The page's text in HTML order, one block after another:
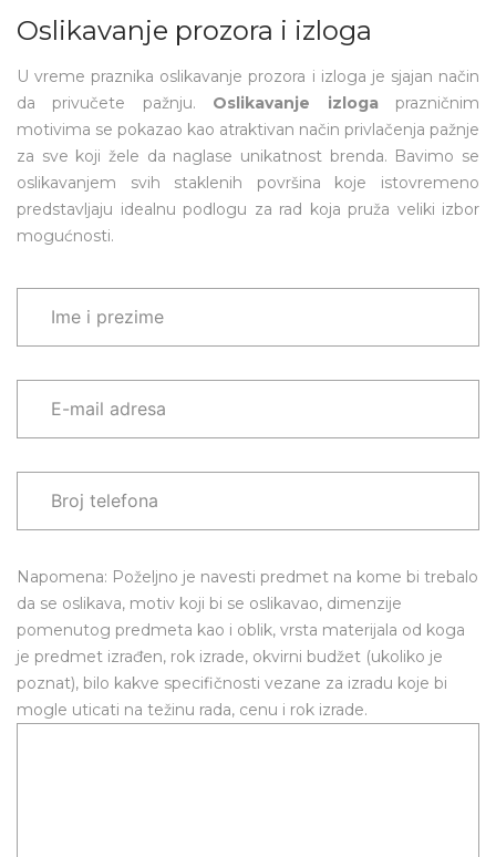
Oslikavanje prozora i izloga
U vreme praznika oslikavanje prozora i izloga je sjajan način
da privučete pažnju. Oslikavanje izlogaprazničnim
motivima se pokazao kao atraktivan način privlačenja pažnje
za sve koji žele da naglase unikatnost brenda. Bavimo se
oslikavanjem svih staklenih površina koje istovremeno
predstavljaju idealnu podlogu za rad koja pruža veliki izbor
mogućnosti.
Napomena: Poželjno je navesti predmet na kome bi trebalo
da se oslikava, motiv koji bi se oslikavao, dimenzije
pomenutog predmeta kao i oblik, vrsta materijala od koga
je predmet izrađen, rok izrade, okvirni budžet (ukoliko je
poznat), bilo kakve specifičnosti vezane za izradu koje bi
mogle uticati na težinu rada, cenu i rok izrade.